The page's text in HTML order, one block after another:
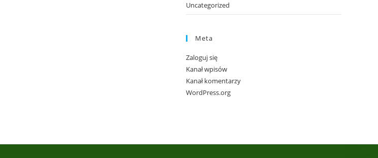
Uncategorized
Meta
Zaloguj się
Kanał wpisów
Kanał komentarzy
WordPress.org